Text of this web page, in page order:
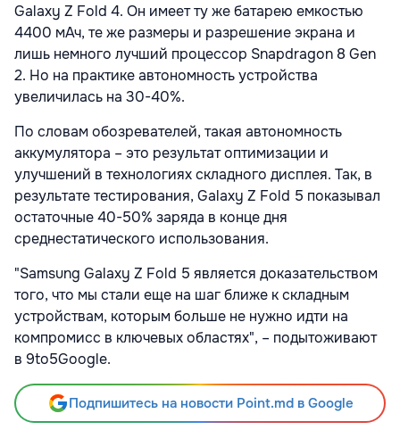
Galaxy Z Fold 4. Он имеет ту же батарею емкостью
4400 мАч, те же размеры и разрешение экрана и
лишь немного лучший процессор Snapdragon 8 Gen
2. Но на практике автономность устройства
увеличилась на 30-40%.
По словам обозревателей, такая автономность
аккумулятора – это результат оптимизации и
улучшений в технологиях складного дисплея. Так, в
результате тестирования, Galaxy Z Fold 5 показывал
остаточные 40-50% заряда в конце дня
среднестатического использования.
"Samsung Galaxy Z Fold 5 является доказательством
того, что мы стали еще на шаг ближе к складным
устройствам, которым больше не нужно идти на
компромисс в ключевых областях", – подытоживают
в 9to5Google.
Подпишитесь на новости Point.md в Google